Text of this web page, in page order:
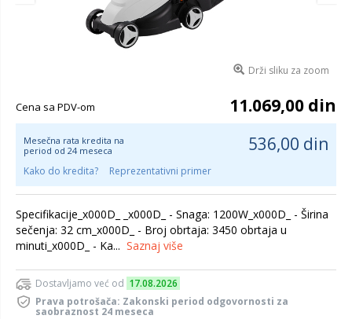
Drži sliku za zoom
Cena sa PDV-om 11.069,00 din
Mesečna rata kredita na
period od 24 meseca
536,00 din
Kako do kredita? Reprezentativni primer
Specifikacije_x000D_ _x000D_ - Snaga: 1200W_x000D_ - Širina
sečenja: 32 cm_x000D_ - Broj obrtaja: 3450 obrtaja u
minuti_x000D_ - Ka... Saznaj više
Dostavljamo već od 17.08.2026
Prava potrošača: Zakonski period odgovornosti za
saobraznost 24 meseca